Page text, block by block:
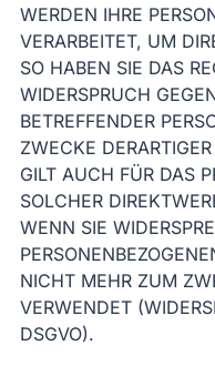
WERDEN IHRE
VERARBEITET, UM
SO HABEN SIE DAS
WIDERSPRUCH
BETREFFENDER
ZWECKE
GILT AUCH FÜR DAS
SOLCHER
WENN SIE
NICHT MEHR ZUM
VERWENDET
DSGVO).